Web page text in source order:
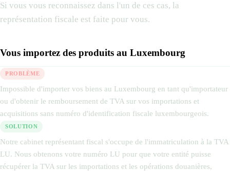
Si vous vous reconnaissez dans l'un de ces cas, la
représentation fiscale est faite pour vous.
Vous importez des produits au Luxembourg
PROBLÈME
Impossible d'importer vos biens au Luxembourg en tant qu'importateur
ou d'obtenir le remboursement de TVA sur vos importations et
acquisitions sans numéro d'identification fiscale luxembourgeois.
SOLUTION
Notre cabinet représentant fiscal s'occupe de l'immatriculation à la TVA
LU. Nous obtenons votre numéro LU pour que votre entité puisse
récupérer la TVA sur les importations et les opérations douanières,